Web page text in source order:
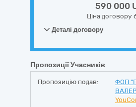
590 000
Ціна договору
Деталі договору
Пропозиції Учасників
Пропозицію подав:
ФОП